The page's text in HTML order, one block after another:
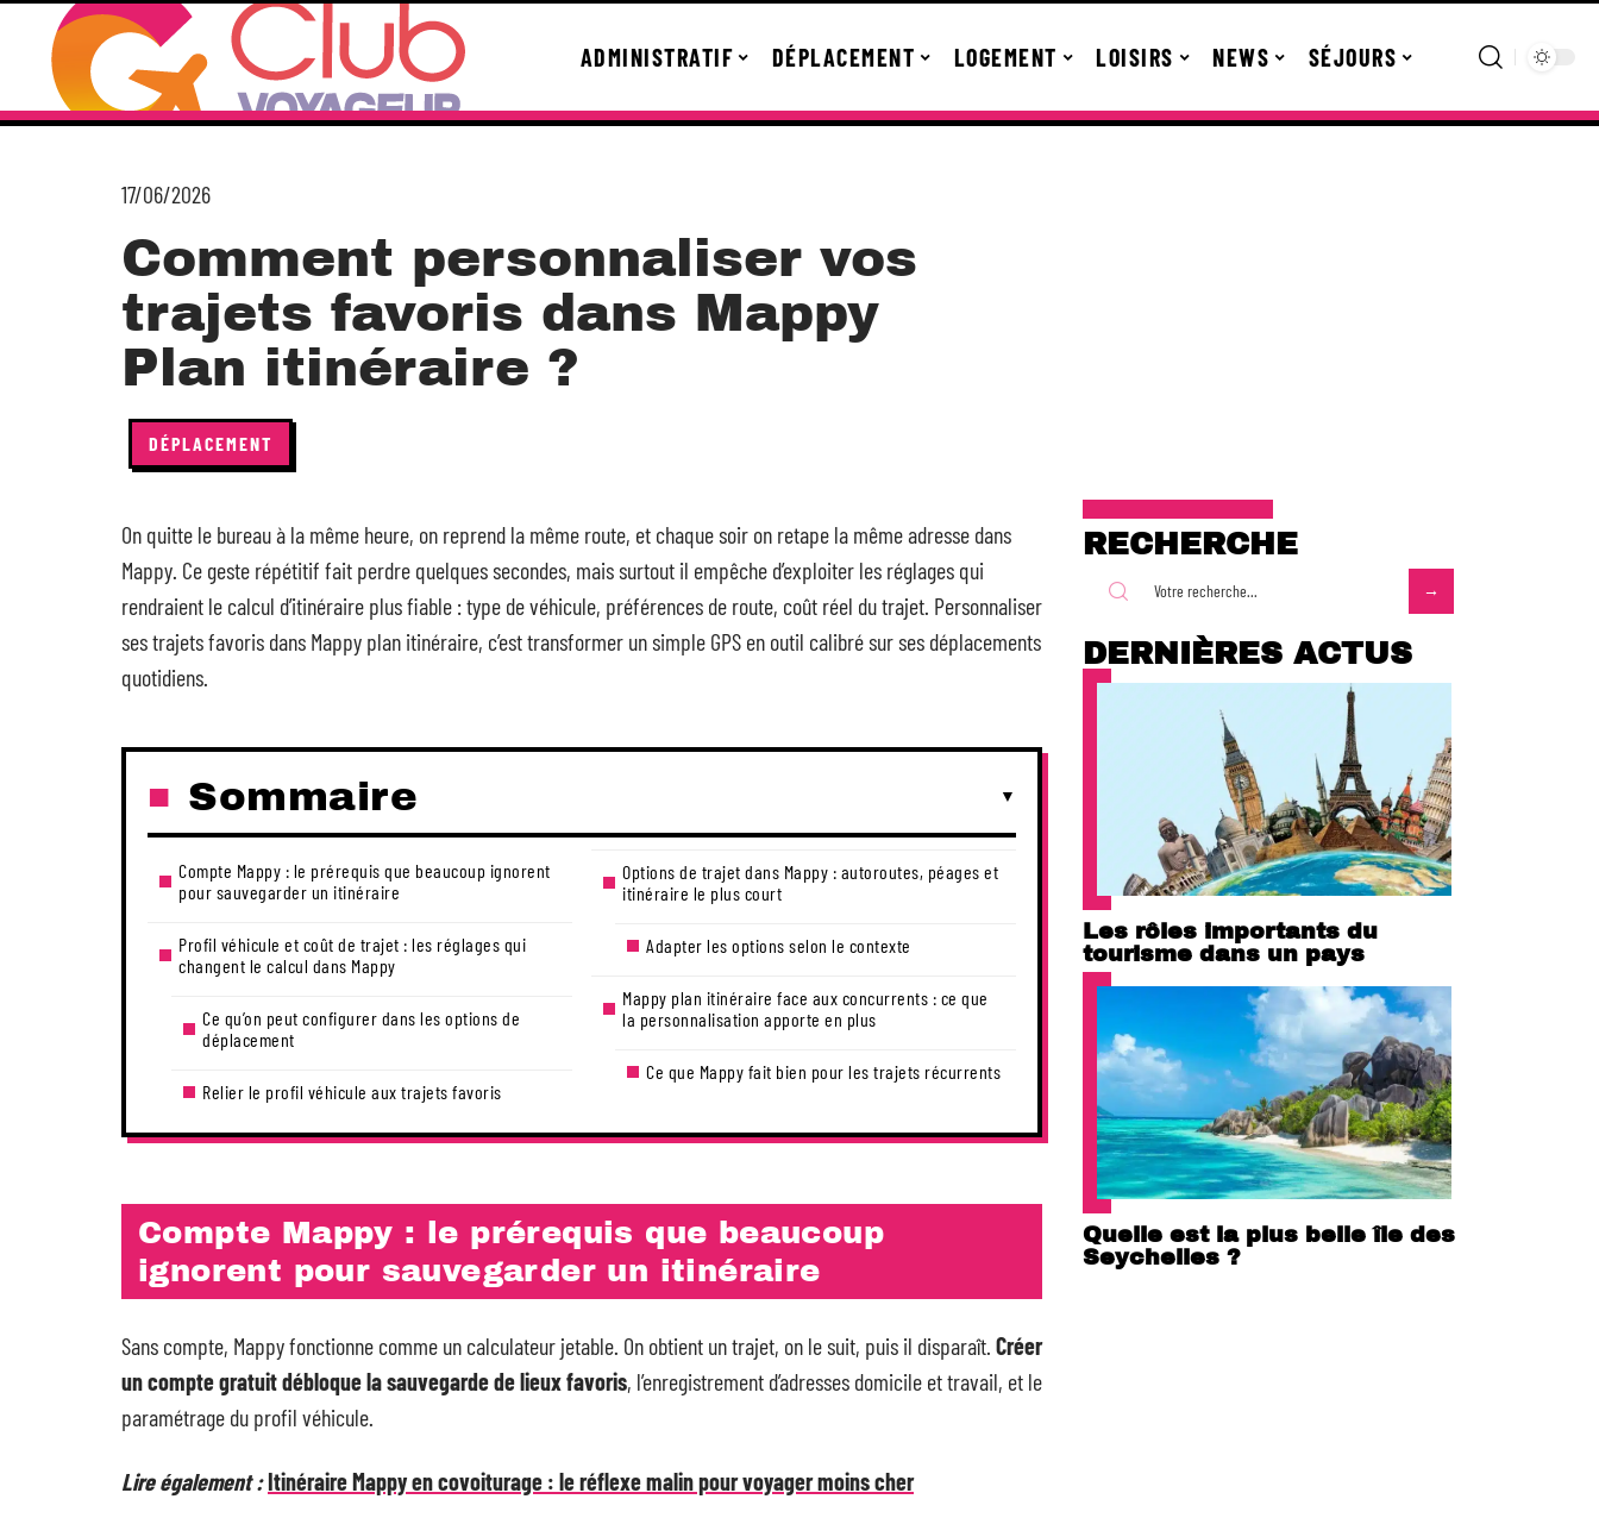
ADMINISTRATIF DÉPLACEMENT LOGEMENT LOISIRS NEWS SÉJOURS
17/06/2026
Comment personnaliser vos
trajets favoris dans Mappy
Plan itinéraire ?
DÉPLACEMENT
On quitte le bureau à la même heure, on reprend la même route, et chaque soir on retape la même adresse dans
Mappy. Ce geste répétitif fait perdre quelques secondes, mais surtout il empêche d’exploiter les réglages qui
rendraient le calcul d’itinéraire plus fiable : type de véhicule, préférences de route, coût réel du trajet. Personnaliser
ses trajets favoris dans Mappy plan itinéraire, c’est transformer un simple GPS en outil calibré sur ses déplacements
quotidiens.
Sommaire
Compte Mappy : le prérequis que beaucoup ignorent
pour sauvegarder un itinéraire
Profil véhicule et coût de trajet : les réglages qui
changent le calcul dans Mappy
Ce qu’on peut configurer dans les options de
déplacement
Relier le profil véhicule aux trajets favoris
Options de trajet dans Mappy : autoroutes, péages et
itinéraire le plus court
Adapter les options selon le contexte
Mappy plan itinéraire face aux concurrents : ce que
la personnalisation apporte en plus
Ce que Mappy fait bien pour les trajets récurrents
Compte Mappy : le prérequis que beaucoup
ignorent pour sauvegarder un itinéraire
Sans compte, Mappy fonctionne comme un calculateur jetable. On obtient un trajet, on le suit, puis il disparaît. Créer
un compte gratuit débloque la sauvegarde de lieux favoris, l’enregistrement d’adresses domicile et travail, et le
paramétrage du profil véhicule.
Lire également :Itinéraire Mappy en covoiturage : le réflexe malin pour voyager moins cher
RECHERCHE
DERNIÈRES ACTUS
Les rôles importants du
tourisme dans un pays
Quelle est la plus belle île des
Seychelles ?